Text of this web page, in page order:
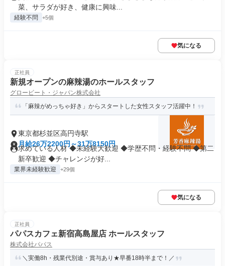
菜、サラダが好き、健康に興味...
経験不問 +5個
気になる
正社員
新規オープンの麻辣湯のホールスタッフ
グロービート・ジャパン株式会社
「麻辣がめっちゃ好き」からスタートした女性スタッフ活躍中！
東京都杉並区高円寺駅
月給26万2200円～31万8150円
求めている人材 ◆未経験大歓迎 ◆学歴不問・経験不問 ◆第二
新卒歓迎 ◆チャレンジが好...
業界未経験歓迎 +29個
気になる
正社員
パパスカフェ新宿高島屋店 ホールスタッフ
株式会社パパス
＼実働8h・残業代別途・賞与あり★早番18時半まで！／